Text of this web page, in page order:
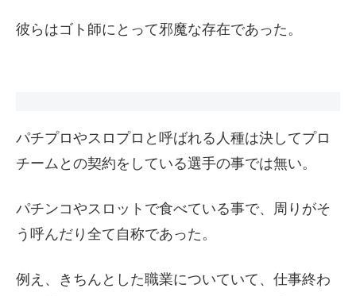
彼らはゴト師にとって邪魔な存在であった。
パチプロやスロプロと呼ばれる人種は決してプロ
チームとの契約をしている選手の事では無い。
パチンコやスロットで食べている事で、周りがそ
う呼んだり全て自称であった。
例え、きちんとした職業についていて、仕事終わ